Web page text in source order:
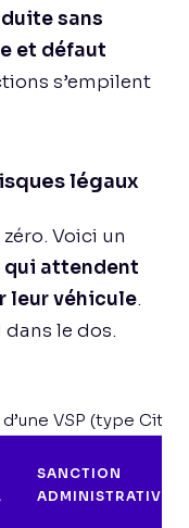
sans
et défaut
s’empilent
légaux
Voici un
attendent
leur véhicule.
le dos.
VSP (type
SANCTION
ADMINISTRATIVE